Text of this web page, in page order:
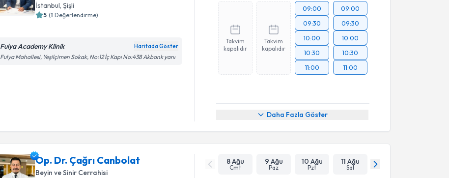
İstanbul , Şişli
5 (1 Değerlendirme)
Fulya Academy Klinik Haritada Göster
Fulya Mahallesi, Yeşilçimen Sokak, No:12 İç Kapı No:438 Akbank yanı
Takvim
kapalıdır
Takvim
kapalıdır
09:00
09:30
10:00
10:30
11:00
09:00
09:30
10:00
10:30
11:00
Daha Fazla Göster
Op. Dr. Çağrı Canbolat
Beyin ve Sinir Cerrahisi
8 Ağu
Cmt
9 Ağu
Paz
10 Ağu
Pzt
11 Ağu
Sal